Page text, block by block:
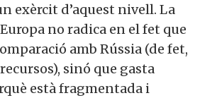
exèrcit d’aquest nivell. La
no radica en el fet que
amb Rússia (de fet,
sinó que gasta
està fragmentada i